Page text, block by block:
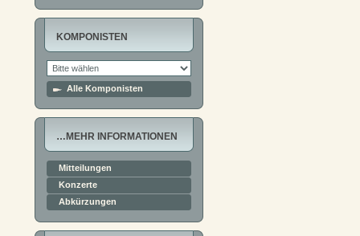
KOMPONISTEN
Alle Komponisten
…MEHR INFORMATIONEN
Mitteilungen
Konzerte
Abkürzungen